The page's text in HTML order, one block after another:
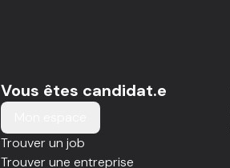
Vous êtes candidat.e
Trouver un job
Trouver une entreprise